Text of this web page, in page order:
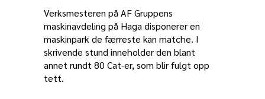
Verksmesteren på AF Gruppens
maskinavdeling på Haga disponerer en
maskinpark de færreste kan matche. I
skrivende stund inneholder den blant
annet rundt 80 Cat-er, som blir fulgt opp
tett.